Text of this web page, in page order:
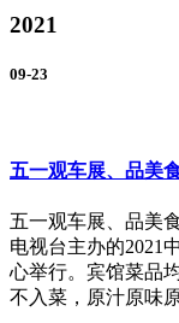
2021
09-23
五一观车展、品美
五一观车展、品美
电视台主办的2021
心举行。宾馆菜品
不入菜，原汁原味